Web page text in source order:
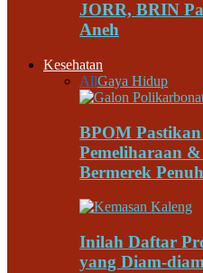
JORR, BRIN
Aneh
Kesehatan
AllGaya Hidup
BPOM Pastikan
Pemeliharaan &
Bermerek
Inilah Daftar
yang Diam-